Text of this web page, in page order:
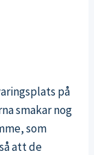
på
smakar nog
som
att de